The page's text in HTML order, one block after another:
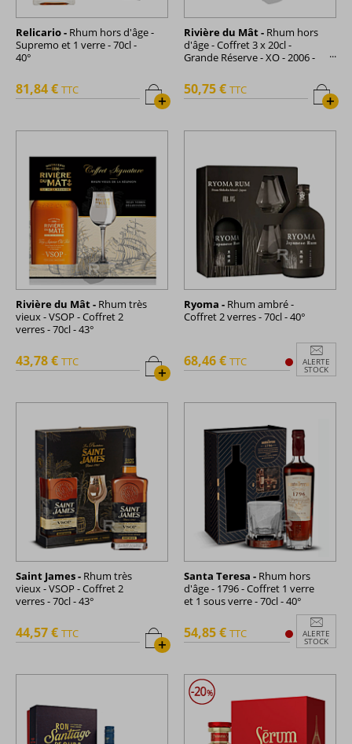
Relicario - Rhum hors d'âge -
Supremo et 1 verre - 70cl -
40°
+
81,84 € TTC
Rivière du Mât - Rhum hors
d'âge - Coffret 3 x 20cl -
Grande Réserve - XO - 2006 -
+
50,75 € TTC
Rivière du Mât - Rhum très
vieux - VSOP - Coffret 2
verres - 70cl - 43°
+
43,78 € TTC
Ryoma - Rhum ambré -
Coffret 2 verres - 70cl - 40°
ALERTE
STOCK
68,46 € TTC
Saint James - Rhum très
vieux - VSOP - Coffret 2
verres - 70cl - 43°
+
44,57 € TTC
Santa Teresa - Rhum hors
d'âge - 1796 - Coffret 1 verre
et 1 sous verre - 70cl - 40°
ALERTE
STOCK
54,85 € TTC